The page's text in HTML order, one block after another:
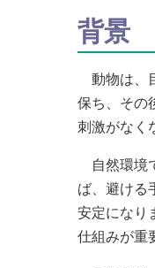
背景
動物は、
保ち、その
刺激がなく
自然環境
ば、避ける
安定になり
仕組みが重